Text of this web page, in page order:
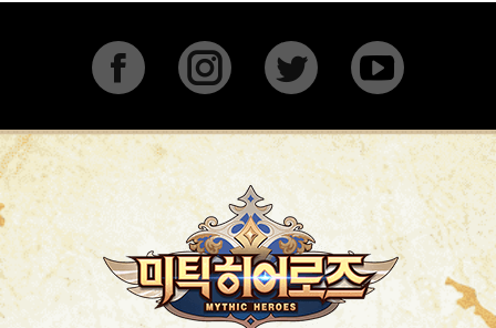
FacebookInstagram
Twitter